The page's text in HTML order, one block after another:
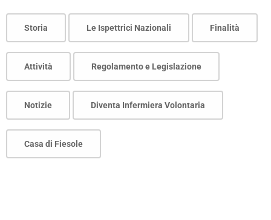
Storia Le Ispettrici Nazionali Finalità
Attività Regolamento e Legislazione
Notizie Diventa Infermiera Volontaria
Casa di Fiesole